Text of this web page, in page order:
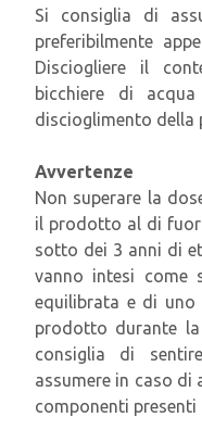
Si consiglia di
preferibilmente
Disciogliere il
bicchiere di
discioglimento della
Avvertenze
Non superare la
il prodotto al di
sotto dei 3 anni di
vanno intesi come
equilibrata e di
prodotto durante
consiglia di
assumere in caso di
componenti